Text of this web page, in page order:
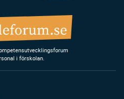
i förskolan.